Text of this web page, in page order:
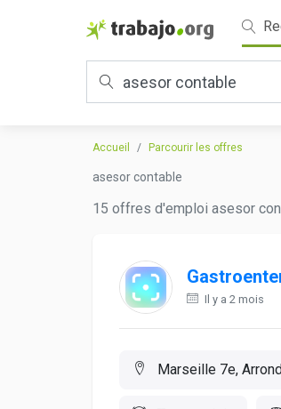
Accueil Parcourir les offres
asesor contable
15 offres d'emploi asesor
Il y a 2 mois
Marseille 7e,